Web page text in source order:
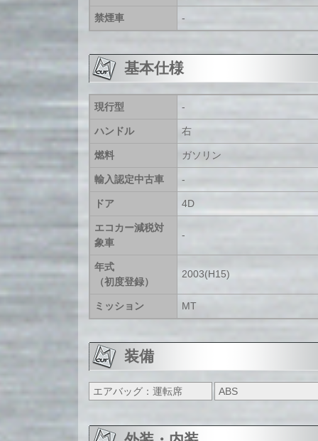
禁煙車 -
基本仕様
現行型 -
ハンドル 右
燃料 ガソリン
輸入認定中古車 -
ドア 4D
エコカー減税対
象車
-
年式
（初度登録）
2003(H15)
ミッション MT
装備
エアバッグ：運転席 ABS